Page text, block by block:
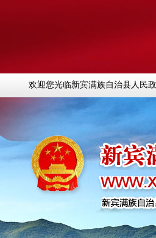
欢迎您光临新宾满族自治县人民